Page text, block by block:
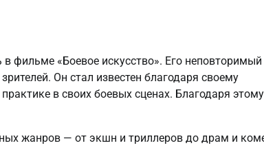
фильме «Боевое искусство». Его неповторимый
Он стал известен благодаря своему
в своих боевых сценах. Благодаря
жанров — от экшн и триллеров до драм и